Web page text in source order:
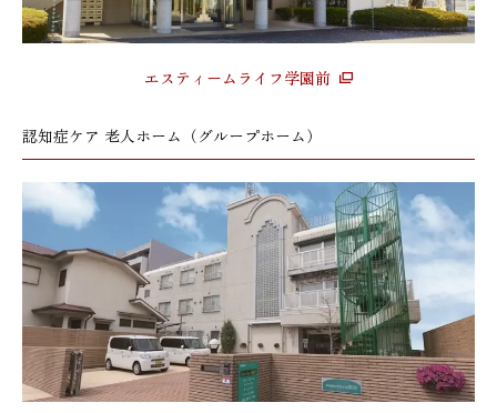
エスティームライフ学園前
認知症ケア 老人ホーム（グループホーム）